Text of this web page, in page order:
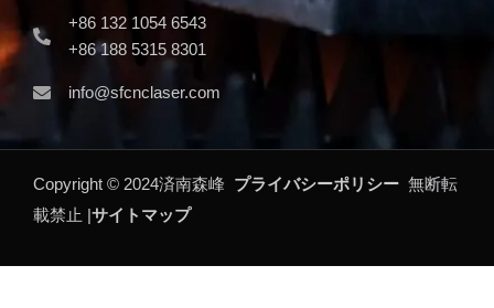
+86 132 1054 6543
+86 188 5315 8301
info@sfcnclaser.com
Copyright © 2024済南森峰 プライバシーポリシー 無断転
載禁止 |サイトマップ